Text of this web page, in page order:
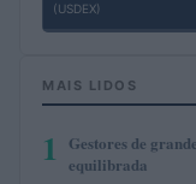
(USDEX)
MAIS LIDOS
1
Gestores de
equilibrada